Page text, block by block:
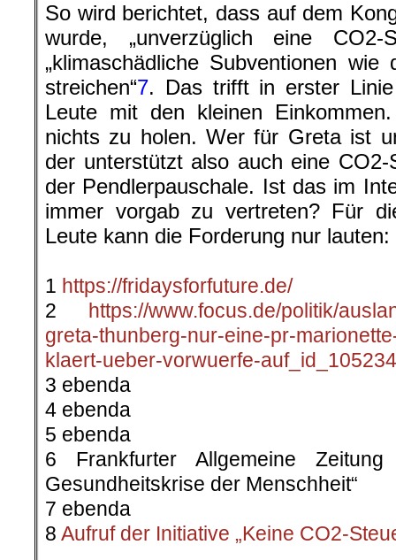
So wird berichtet, dass auf dem
wurde, „unverzüglich eine CO2-
„klimaschädliche Subventionen
streichen“7. Das trifft in erster
Leute mit den kleinen
nichts zu holen. Wer für Greta ist
der unterstützt also auch eine
der Pendlerpauschale. Ist das im
immer vorgab zu vertreten? Für
Leute kann die Forderung nur
1 https://fridaysforfuture.de/
2 https://www.focus.de/politik/
greta-thunberg-nur-eine-pr-
klaert-ueber-vorwuerfe-
3 ebenda
4 ebenda
5 ebenda
6 Frankfurter Allgemeine
Gesundheitskrise der Menschheit“
7 ebenda
8 Aufruf der Initiative „Keine CO2-